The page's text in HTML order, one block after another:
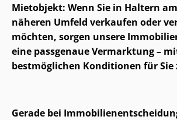
Mietobjekt: Wenn Sie in Haltern
näheren Umfeld verkaufen oder
möchten, sorgen unsere
eine passgenaue Vermarktung –
bestmöglichen Konditionen für Sie
Gerade bei